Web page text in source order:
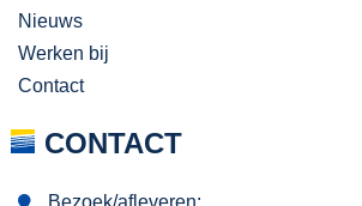
Nieuws
Werken bij
Contact
CONTACT
Bezoek/afleveren: